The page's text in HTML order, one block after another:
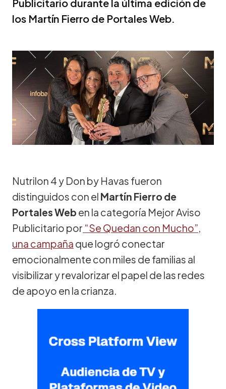
Publicitario durante la última edición de
los Martín Fierro de Portales Web.
Nutrilon 4 y Don by Havas fueron
distinguidos con el Martín Fierro de
Portales Web en la categoría Mejor Aviso
Publicitario por “Se Quedan con Mucho”,
una campaña que logró conectar
emocionalmente con miles de familias al
visibilizar y revalorizar el papel de las redes
de apoyo en la crianza.